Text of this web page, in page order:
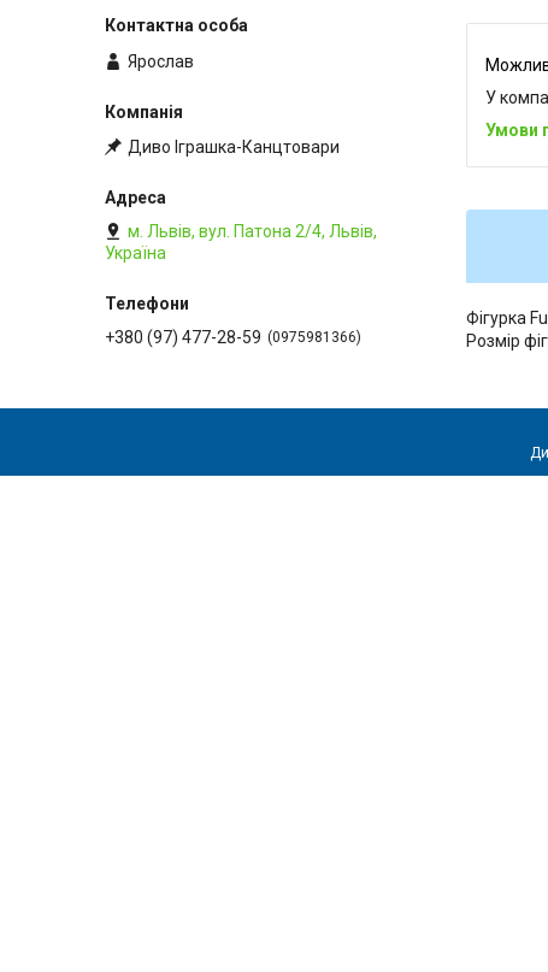
У
Фігурка
Розмір
Ярослав
Диво Іграшка-Канцтовари
м. Львів, вул. Патона 2/4, Львів,
Україна
+380 (97) 477-28-59 0975981366